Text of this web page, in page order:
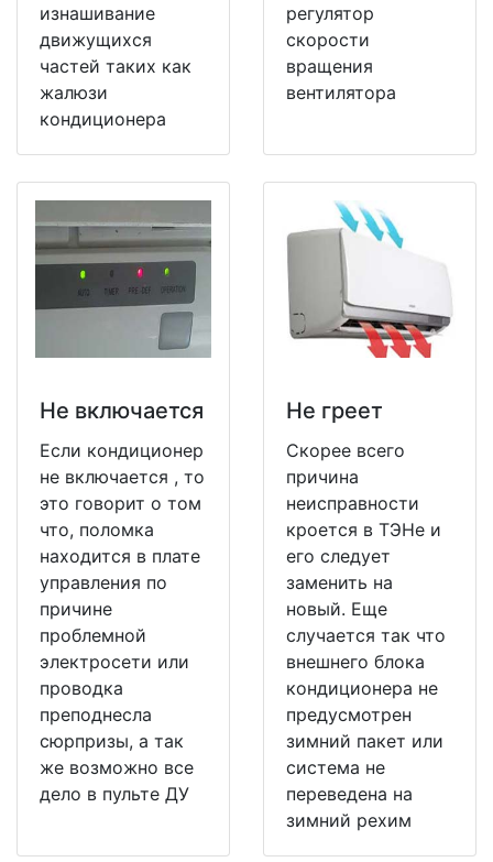
изнашивание
движущихся
частей таких как
жалюзи
кондиционера
регулятор
скорости
вращения
вентилятора
Не включается
Если кондиционер
не включается , то
это говорит о том
что, поломка
находится в плате
управления по
причине
проблемной
электросети или
проводка
преподнесла
сюрпризы, а так
же возможно все
дело в пульте ДУ
Не греет
Скорее всего
причина
неисправности
кроется в ТЭНе и
его следует
заменить на
новый. Еще
случается так что
внешнего блока
кондиционера не
предусмотрен
зимний пакет или
система не
переведена на
зимний рехим